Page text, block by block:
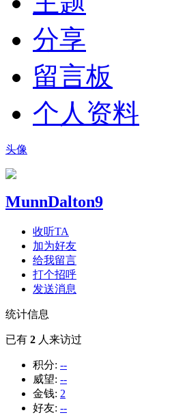
分享
留言板
个人资料
头像
MunnDalton9
收听TA
加为好友
给我留言
打个招呼
发送消息
统计信息
已有 2 人来访过
积分: --
威望: --
金钱: 2
好友: --